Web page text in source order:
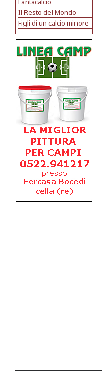
Il Resto del Mondo
Figli di un calcio minore